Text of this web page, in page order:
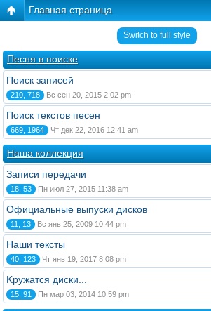
Главная страница
Switch to full style
Песня в поиске
Поиск записей
210, 718 Вс сен 20, 2015 2:02 pm
Поиск текстов песен
669, 1964 Чт дек 22, 2016 12:41 am
Наша коллекция
Записи передачи
18, 53 Пн июл 27, 2015 11:38 am
Официальные выпуски дисков
11, 13 Вс янв 25, 2009 10:44 pm
Наши тексты
40, 123 Чт янв 19, 2017 8:08 pm
Kружатся диски...
15, 91 Пн мар 03, 2014 10:59 pm